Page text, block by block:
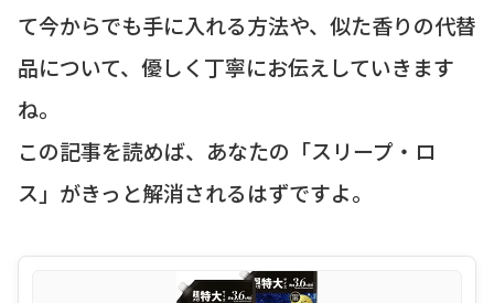
て今からでも手に入れる方法や、似た香りの代替
品について、優しく丁寧にお伝えしていきます
ね。
この記事を読めば、あなたの「スリープ・ロ
ス」がきっと解消されるはずですよ。